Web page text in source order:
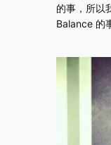
的事，所以
Balance 的